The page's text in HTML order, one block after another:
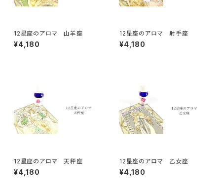
12星座のアロマ 山羊座
¥4,180
12星座のアロマ 射手座
¥4,180
12星座のアロマ 天秤座
¥4,180
12星座のアロマ 乙女座
¥4,180